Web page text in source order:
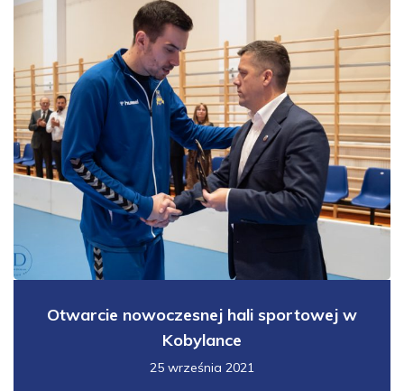
Otwarcie nowoczesnej hali sportowej w
Kobylance
25 września 2021